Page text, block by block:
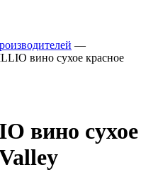
—
вино сухое красное
вино сухое